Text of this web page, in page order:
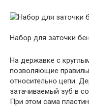
Набор для заточки
На державке с
позволяющие
относительно цепи.
затачиваемый зуб в
При этом сама